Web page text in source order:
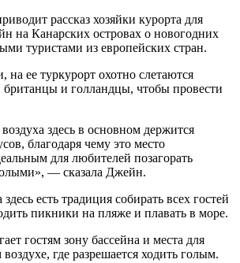
рассказ хозяйки курорта для
на Канарских островах о новогодних
туристами из европейских стран.
на ее туркурорт охотно слетаются
и голландцы, чтобы провести
здесь в основном держится
благодаря чему это место
для любителей позагорать
— сказала Джейн.
есть традиция собирать всех гостей
пикники на пляже и плавать в море.
гостям зону бассейна и места для
где разрешается ходить голым.